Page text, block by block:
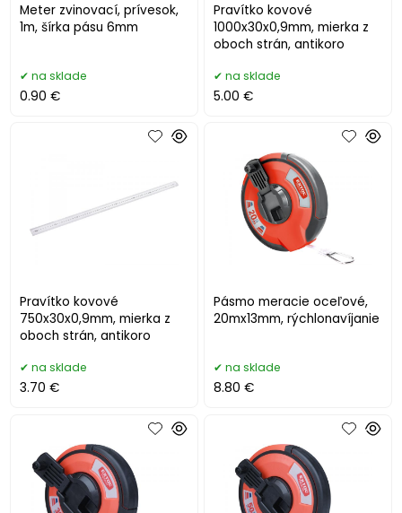
Meter zvinovací, prívesok,
1m, šírka pásu 6mm
na sklade
0.90 €
Pravítko kovové
1000x30x0,9mm, mierka z
oboch strán, antikoro
na sklade
5.00 €
Pravítko kovové
750x30x0,9mm, mierka z
oboch strán, antikoro
na sklade
3.70 €
Pásmo meracie oceľové,
20mx13mm, rýchlonavíjanie
na sklade
8.80 €